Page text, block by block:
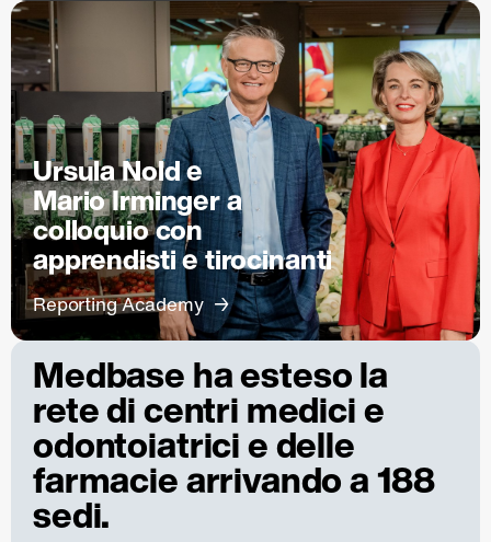
Ursula Nold e
Mario Irminger a
colloquio con
apprendisti e tirocinanti
Reporting Academy
Medbase ha esteso la
rete di centri medici e
odontoiatrici e delle
farmacie arrivando a 188
sedi.